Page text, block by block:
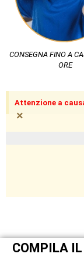
CONSEGNA FINO A
ORE
Attenzione a
×
COMPILA